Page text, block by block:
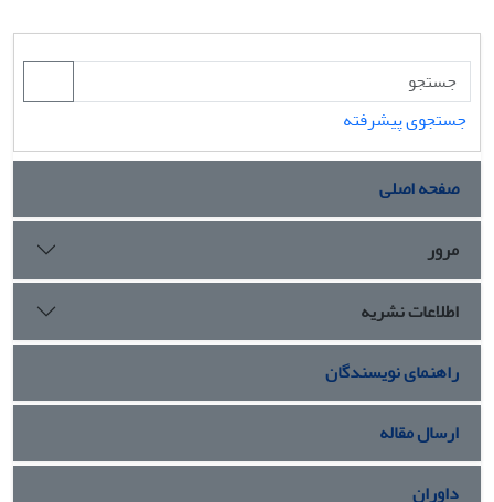
جستجوی پیشرفته
صفحه اصلی
مرور
اطلاعات نشریه
راهنمای نویسندگان
ارسال مقاله
داوران